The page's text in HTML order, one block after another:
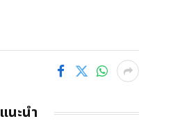
แนะนำ